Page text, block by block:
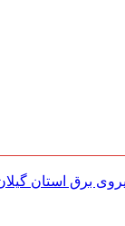
برق استان